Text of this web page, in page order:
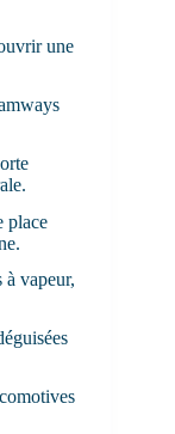
une
place
vapeur,